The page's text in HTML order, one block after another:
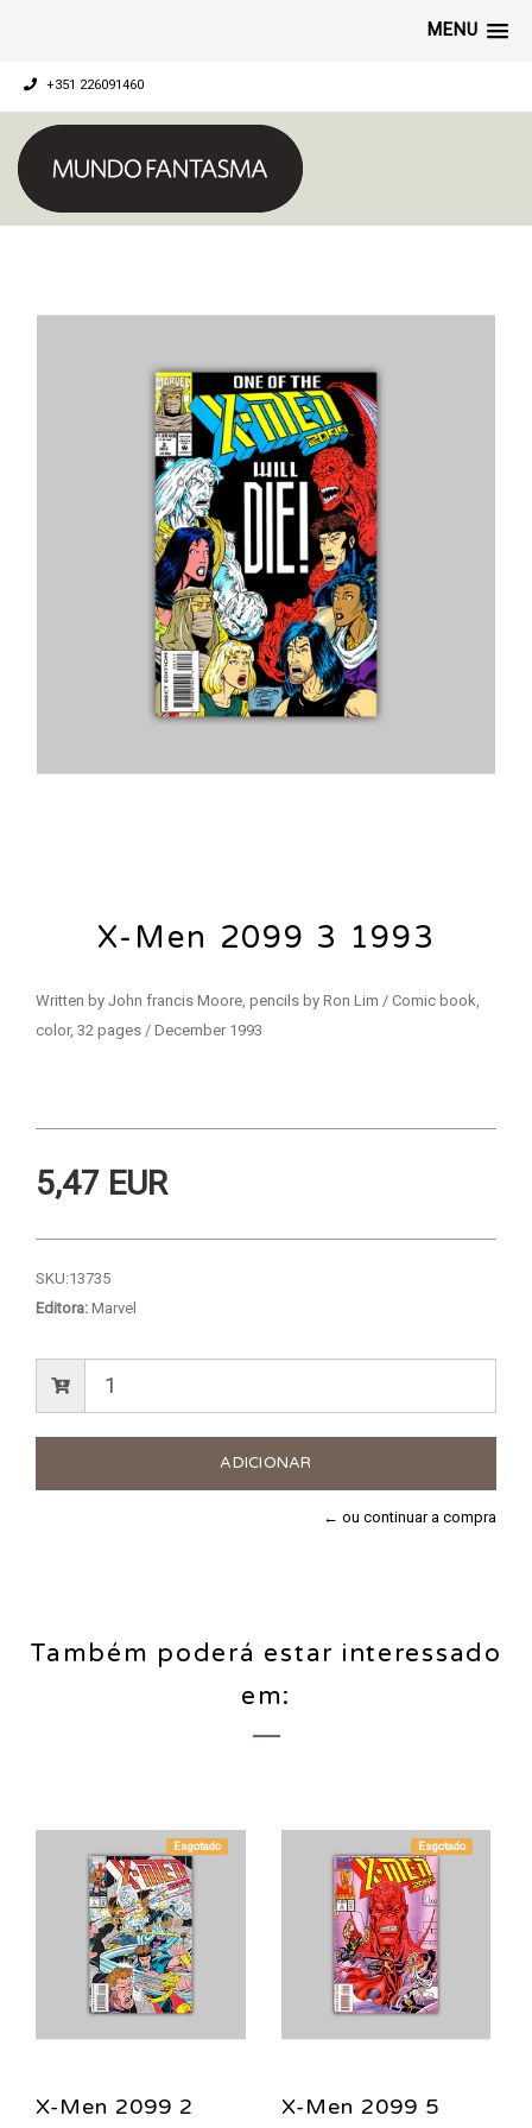
MENU
+351 226091460
X-Men 2099 3 1993
Written by John francis Moore, pencils by Ron Lim / Comic book,
color, 32 pages / December 1993
5,47 EUR
SKU:13735
Editora: Marvel
← ou continuar a compra
Também poderá estar interessado
em:
Esgotado
X-Men 2099 2
Esgotado
X-Men 2099 5